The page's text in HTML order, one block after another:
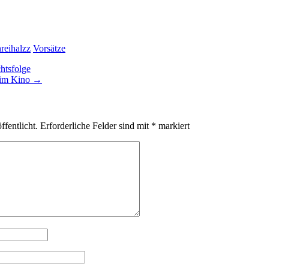
Vorsätze
im Kino →
Erforderliche Felder sind mit * markiert